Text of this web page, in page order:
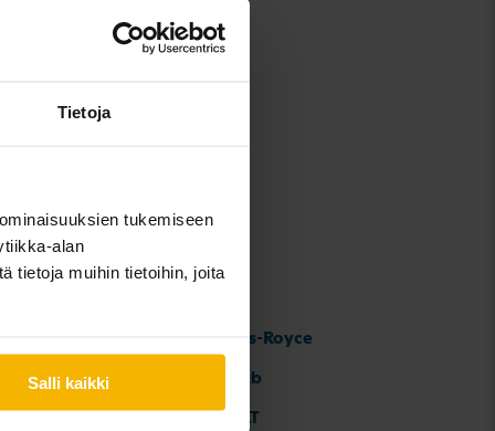
Tietoja
tukemiseen
alan
tietoja muihin tietoihin, joita
Salli kaikki
Rolls-Royce
Saab
SEAT